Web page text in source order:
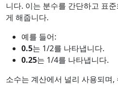
니다. 이는 분수를 간단하고 표
게 해줍니다.
예를 들어:
0.5는 1/2를 나타냅니다.
0.25는 1/4를 나타냅니다.
소수는 계산에서 널리 사용되며